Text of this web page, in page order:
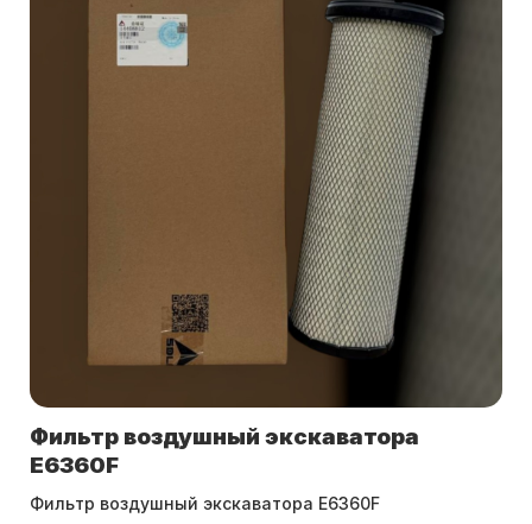
Фильтр воздушный экскаватора
E6360F
Фильтр воздушный экскаватора E6360F